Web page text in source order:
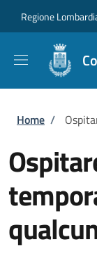
Regione
Briciole
Home /